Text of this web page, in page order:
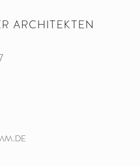
ARCHITEKTEN